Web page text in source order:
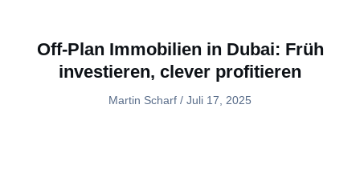
Off-Plan Immobilien in Dubai: Früh
investieren, clever profitieren
Martin Scharf Juli 17, 2025